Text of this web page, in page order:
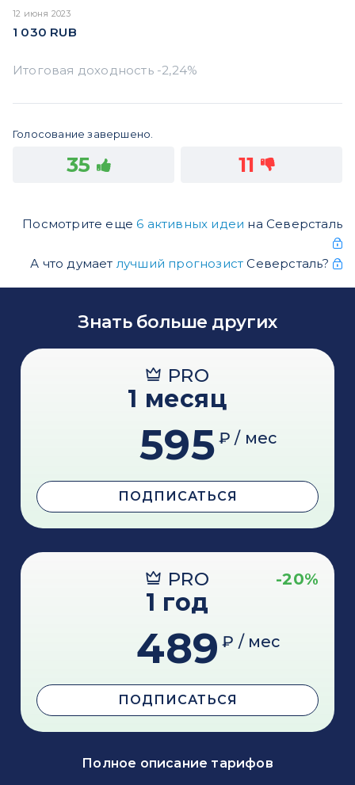
12 июня 2023
1 030 RUB
Голосование завершено.
35 11
Посмотрите еще6 активных идеи на Северсталь
А что думает лучший прогнозист Северсталь?
Знать больше других
PRO
1 месяц
595 ₽ / мес
ПОДПИСАТЬСЯ
PRO -20%
1 год
489 ₽ / мес
ПОДПИСАТЬСЯ
Полное описание тарифов